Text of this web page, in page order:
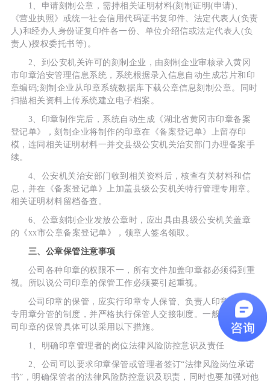
1、申请刻制公章，需持相关证明材料(刻制证明(申请)、
《营业执照》或统一社会信用代码证书复印件、法定代表人(负责
人)和经办人身份证复印件各一份、单位介绍信或法定代表人(负
责人)授权委托书等)。
2、到公安机关许可的刻制企业，由刻制企业审核录入黄冈
市印章治安管理信息系统，系统根据录入信息自动生成芯片和印
章编码;刻制企业从印章系统数据库下载公章信息刻制公章。同时
扫描相关资料上传系统建立电子档案。
3、印章制作完后，系统自动生成《湖北省黄冈市印章备案
登记单》，刻制企业将制作的印章在《备案登记单》上留存印
模，连同相关证明材料一并交县级公安机关治安部门办理备案手
续。
4、公安机关治安部门收到相关资料后，核查有关材料和信
息，并在《备案登记单》上加盖县级公安机关特行管理专用章。
相关证明材料留档备查。
6、公章刻制企业发放公章时，应出具由县级公安机关盖章
的《xx市公章备案登记单》，领章人签名领取。
三、公章保管注意事项
公司各种印章的权限不一，所有文件加盖印章都必须得到重
视。所以说公司印章的保管工作必须要引起重视。
公司印章的保管，应实行印章专人保管、负责人印章与财务
专用章分管的制度，并严格执行保管人交接制度。一般来说，公
司印章的保管具体可以采用以下措施。
1、明确印章管理者的岗位法律风险防控意识及责任
2、公司可以要求印章保管或管理者签订“法律风险岗位承诺
书”，明确保管者的法律风险防控意识及职责，同时也要加强对他